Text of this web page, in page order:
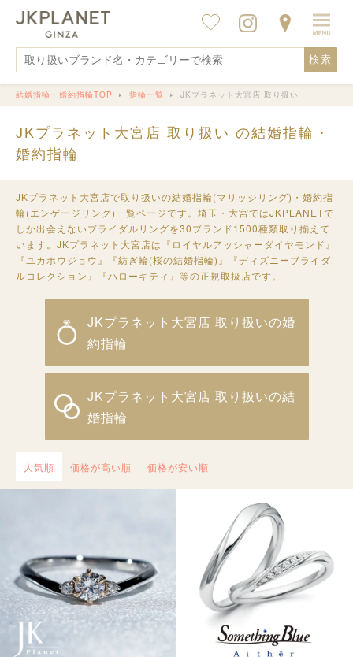
検索
結婚指輪・婚約指輪TOP 指輪一覧 JKプラネット大宮店 取り扱い
JKプラネット大宮店 取り扱い の結婚指輪・
婚約指輪
JKプラネット大宮店で取り扱いの結婚指輪(マリッジリング)・婚約指
輪(エンゲージリング)一覧ページです。埼玉・大宮ではJKPLANETで
しか出会えないブライダルリングを30ブランド1500種類取り揃えて
います。JKプラネット大宮店は『ロイヤルアッシャーダイヤモンド』
『ユカホウジョウ』『紡ぎ輪(桜の結婚指輪)』『ディズニーブライダ
ルコレクション』『ハローキティ』等の正規取扱店です。
JKプラネット大宮店 取り扱いの婚
約指輪
JKプラネット大宮店 取り扱いの結
婚指輪
人気順 価格が高い順 価格が安い順